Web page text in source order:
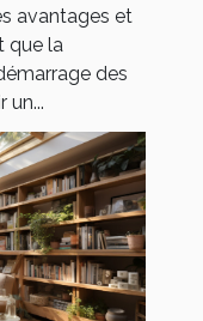
avantages et
que la
des
un...